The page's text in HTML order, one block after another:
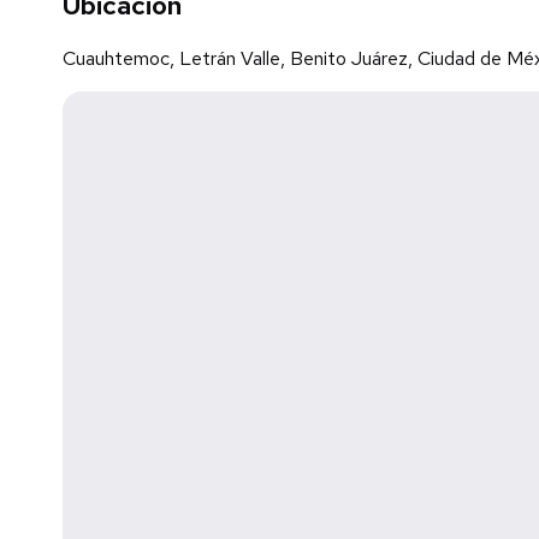
Cuauhtemoc, Letrán Valle, Benito Juárez, Ciudad de